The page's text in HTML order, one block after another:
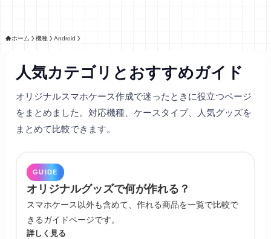
ホーム 機種 Android
人気カテゴリとおすすめガイド
オリジナルスマホケース作成で迷ったときに役立つページ
をまとめました。対応機種、ケースタイプ、人気グッズを
まとめて比較できます。
GUIDE
オリジナルグッズで何が作れる？
スマホケース以外も含めて、作れる商品を一覧で比較で
きるガイドページです。
詳しく見る